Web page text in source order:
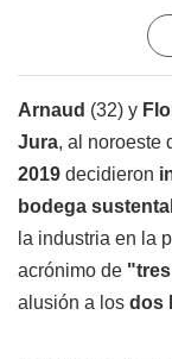
Arnaud (32) y
Jura, al noroeste
2019 decidieron
bodega
la industria en la
acrónimo de
alusión a los dos